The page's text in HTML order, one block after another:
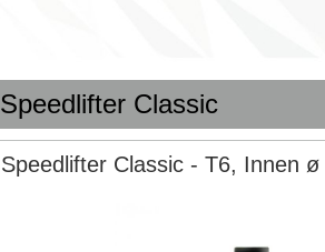
Speedlifter Classic
Speedlifter Classic - T6, Innen